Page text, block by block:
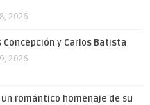
2026
Concepción y Carlos Batista
2026
romántico homenaje de su